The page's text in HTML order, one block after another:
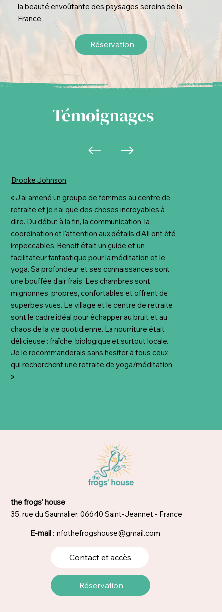
la beauté envoûtante des paysages sereins de la
France.
Réservation
Témoignages
Brooke Johnson
« J'ai amené un groupe de femmes au centre de
retraite et je n'ai que des choses incroyables à
dire. Du début à la fin, la communication, la
coordination et l'attention aux détails d'Ali ont été
impeccables. Benoit était un guide et un
facilitateur fantastique pour la méditation et le
yoga. Sa profondeur et ses connaissances sont
une bouffée d'air frais. Les chambres sont
mignonnes, propres, confortables et offrent de
superbes vues. Le village et le centre de retraite
sont le cadre idéal pour échapper au bruit et au
chaos de la vie quotidienne. La nourriture était
délicieuse : fraîche, biologique et surtout locale.
Je le recommanderais sans hésiter à tous ceux
qui recherchent une retraite de yoga/méditation.
»
the frogs' house
35, rue du Saumalier, 06640 Saint-Jeannet - France
E-mail: infothefrogshouse@gmail.com
Contact et accès
Réservation